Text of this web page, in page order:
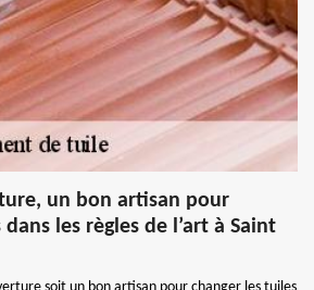
un bon artisan pour
les règles de l’art à Saint